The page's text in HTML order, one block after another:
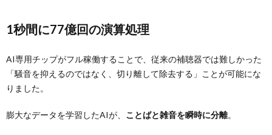
1秒間に77億回の演算処理
AI専用チップがフル稼働することで、従来の補聴器では難しかった
「騒音を抑えるのではなく、切り離して除去する」ことが可能にな
りました。
膨大なデータを学習したAIが、 ことばと雑音を瞬時に分離。